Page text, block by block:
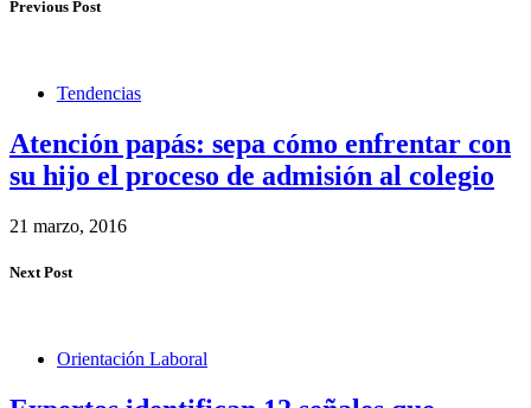
Previous Post
Tendencias
Atención papás: sepa cómo enfrentar con
su hijo el proceso de admisión al colegio
21 marzo, 2016
Next Post
Orientación Laboral